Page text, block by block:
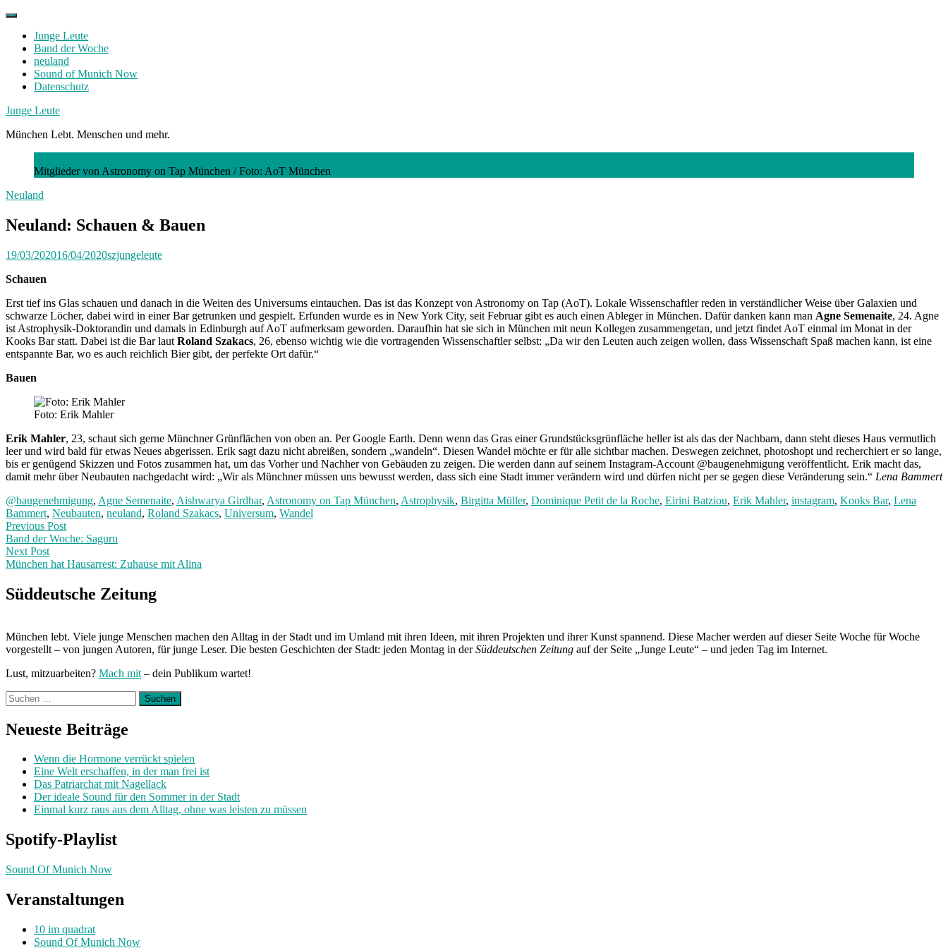
Skip
contentJunge Leute
Band der Woche
neuland
Sound of Munich Now
Datenschutz
Facebook
Twitter
Instagram
Junge Leute
München Lebt. Menschen und mehr.
Mitglieder von Astronomy on Tap München / Foto: AoT München
Neuland
Neuland: Schauen & Bauen
19/03/202016/04/2020szjungeleute
Schauen
Erst tief ins Glas schauen und danach in die Weiten des Universums eintauchen. Das ist das Konzept von Astronomy on Tap (AoT). Lokale Wissenschaftler reden in verständlicher Weise über Galaxien und
schwarze Löcher, dabei wird in einer Bar getrunken und gespielt. Erfunden wurde es in New York City, seit Februar gibt es auch einen Ableger in München. Dafür danken kann man Agne Semenaite, 24. Agne
ist Astrophysik-Doktorandin und damals in Edinburgh auf AoT aufmerksam geworden. Daraufhin hat sie sich in München mit neun Kollegen zusammengetan, und jetzt findet AoT einmal im Monat in der
Kooks Bar statt. Dabei ist die Bar laut Roland Szakacs, 26, ebenso wichtig wie die vortragenden Wissenschaftler selbst: „Da wir den Leuten auch zeigen wollen, dass Wissenschaft Spaß machen kann, ist eine
entspannte Bar, wo es auch reichlich Bier gibt, der perfekte Ort dafür.“
Bauen
Foto: Erik Mahler
Erik Mahler, 23, schaut sich gerne Münchner Grünflächen von oben an. Per Google Earth. Denn wenn das Gras einer Grundstücksgrünfläche heller ist als das der Nachbarn, dann steht dieses Haus vermutlich
leer und wird bald für etwas Neues abgerissen. Erik sagt dazu nicht abreißen, sondern „wandeln“. Diesen Wandel möchte er für alle sichtbar machen. Deswegen zeichnet, photoshopt und recherchiert er so lange,
bis er genügend Skizzen und Fotos zusammen hat, um das Vorher und Nachher von Gebäuden zu zeigen. Die werden dann auf seinem Instagram-Account @baugenehmigung veröffentlicht. Erik macht das,
damit mehr über Neubauten nachgedacht wird: „Wir als Münchner müssen uns bewusst werden, dass sich eine Stadt immer verändern wird und dürfen nicht per se gegen diese Veränderung sein.“ Lena Bammert
@baugenehmigung, Agne Semenaite, Aishwarya Girdhar, Astronomy on Tap München, Astrophysik, Birgitta Müller, Dominique Petit de la Roche, Eirini Batziou, Erik Mahler, instagram, Kooks Bar, Lena
Bammert, Neubauten, neuland, Roland Szakacs, Universum, Wandel
Post
navigation
Previous PostPrevious
post:
Band der Woche: Saguru
Next Post
München hat Hausarrest: Zuhause mit Alina
Post:
Süddeutsche Zeitung
München lebt. Viele junge Menschen machen den Alltag in der Stadt und im Umland mit ihren Ideen, mit ihren Projekten und ihrer Kunst spannend. Diese Macher werden auf dieser Seite Woche für Woche
vorgestellt – von jungen Autoren, für junge Leser. Die besten Geschichten der Stadt: jeden Montag in derSüddeutschen Zeitung auf der Seite „Junge Leute“ – und jeden Tag im Internet.
Lust, mitzuarbeiten? Mach mit – dein Publikum wartet!
Suchen
nach:
Neueste Beiträge
Wenn die Hormone verrückt spielen
Eine Welt erschaffen, in der man frei ist
Das Patriarchat mit Nagellack
Der ideale Sound für den Sommer in der Stadt
Einmal kurz raus aus dem Alltag, ohne was leisten zu müssen
Spotify-Playlist
Sound Of Munich Now
Veranstaltungen
10 im quadrat
Sound Of Munich Now